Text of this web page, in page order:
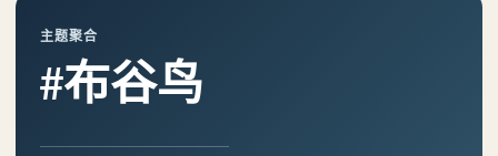
主题聚合
#布谷鸟